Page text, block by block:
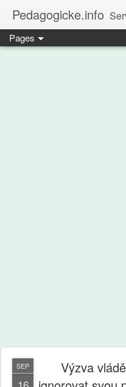
Pedagogicke.info
Pages
SEP
Výzva